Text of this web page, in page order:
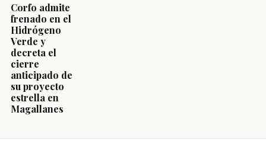
Corfo admite
frenado en el
Hidrógeno
Verde y
decreta el
cierre
anticipado de
su proyecto
estrella en
Magallanes